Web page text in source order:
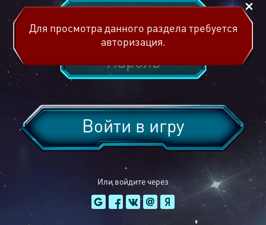
Или войдите через
Войти в игру
Для просмотра данного раздела требуется
авторизация.